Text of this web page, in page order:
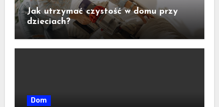
Jak utrzymać czystość w domu przy
dzieciach?
Dom